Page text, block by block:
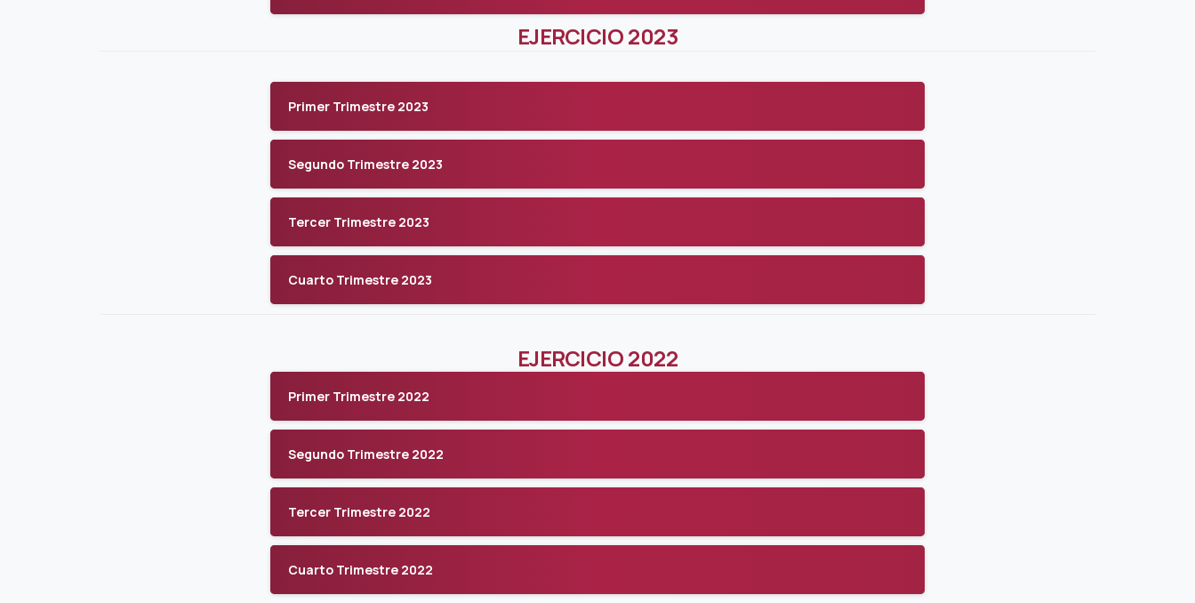
EJERCICIO 2023
Primer Trimestre 2023
Segundo Trimestre 2023
Tercer Trimestre 2023
Cuarto Trimestre 2023
EJERCICIO 2022
Primer Trimestre 2022
Segundo Trimestre 2022
Tercer Trimestre 2022
Cuarto Trimestre 2022